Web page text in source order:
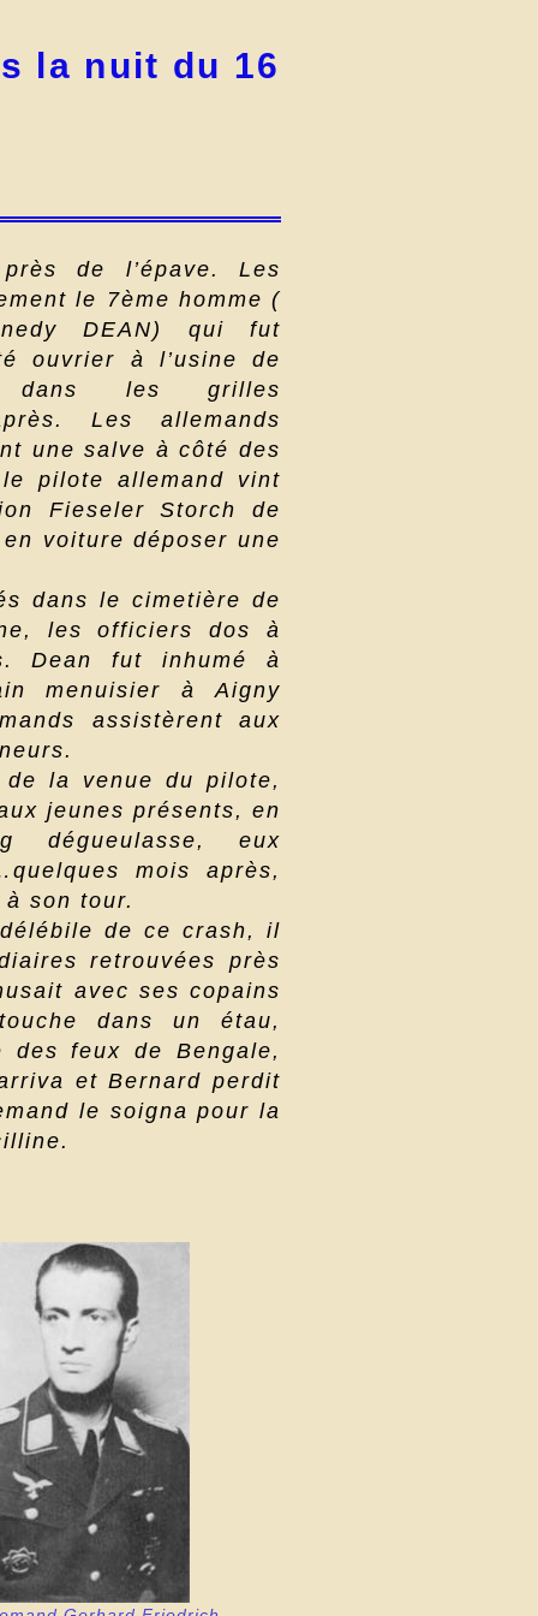
la nuit du 16
de l’épave. Les
le 7ème homme (
DEAN) qui fut
ouvrier à l’usine de
dans les grilles
Les allemands
une salve à côté des
pilote allemand vint
Fieseler Storch de
voiture déposer une
dans le cimetière de
les officiers dos à
Dean fut inhumé à
menuisier à Aigny
assistèrent aux
la venue du pilote,
jeunes présents, en
dégueulasse, eux
mois après,
son tour.
de ce crash, il
retrouvées près
avec ses copains
dans un étau,
feux de Bengale,
et Bernard perdit
le soigna pour la